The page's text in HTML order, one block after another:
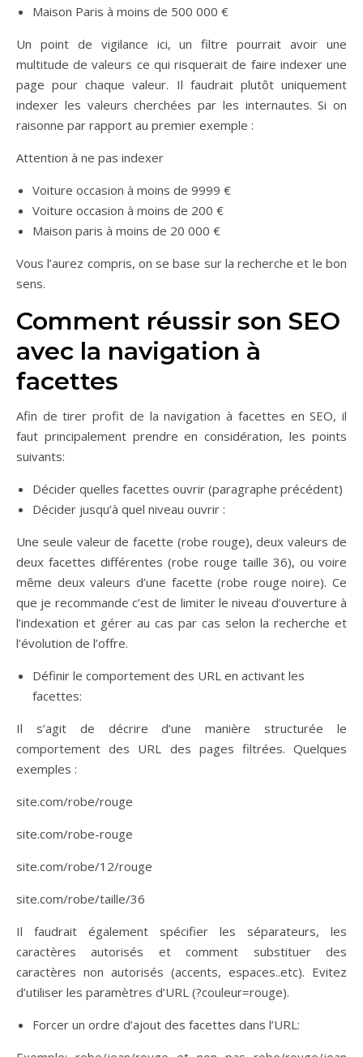
Maison Paris à moins de 500 000 €
Un point de vigilance ici, un filtre pourrait avoir une
multitude de valeurs ce qui risquerait de faire indexer une
page pour chaque valeur. Il faudrait plutôt uniquement
indexer les valeurs cherchées par les internautes. Si on
raisonne par rapport au premier exemple :
Attention à ne pas indexer
Voiture occasion à moins de 9999 €
Voiture occasion à moins de 200 €
Maison paris à moins de 20 000 €
Vous l’aurez compris, on se base sur la recherche et le bon
sens.
Comment réussir son SEO
avec la navigation à
facettes
Afin de tirer profit de la navigation à facettes en SEO, il
faut principalement prendre en considération, les points
suivants:
Décider quelles facettes ouvrir (paragraphe précédent)
Décider jusqu’à quel niveau ouvrir :
Une seule valeur de facette (robe rouge), deux valeurs de
deux facettes différentes (robe rouge taille 36), ou voire
même deux valeurs d’une facette (robe rouge noire). Ce
que je recommande c’est de limiter le niveau d’ouverture à
l’indexation et gérer au cas par cas selon la recherche et
l’évolution de l’offre.
Définir le comportement des URL en activant les
facettes:
Il s’agit de décrire d’une manière structurée le
comportement des URL des pages filtrées. Quelques
exemples :
site.com/robe/rouge
site.com/robe-rouge
site.com/robe/12/rouge
site.com/robe/taille/36
Il faudrait également spécifier les séparateurs, les
caractères autorisés et comment substituer des
caractères non autorisés (accents, espaces..etc). Evitez
d’utiliser les paramètres d’URL (?couleur=rouge).
Forcer un ordre d’ajout des facettes dans l’URL: